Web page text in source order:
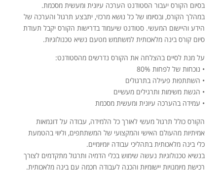
בסיום הקורס יעבור הסטודנט הערכה עיונית ומעשית מסכמת.
במהלך הקורס, ובסיומו של כל נושא מרכזי, יתבצע תרגול והערכה של
הידע והיישום המעשי. סטודנט שיעמוד בדרישות הקורס יקבל תעודת
סיום קורס בינה מלאכותית למשתמש מטעם נשיא טכנולוגיות.
על מנת לסיים בהצלחה את הקורס נדרשים מהסטודנט:
• נוכחות של לפחות 80%
• השתתפות פעילה בתרגולים
• הגשת משימות ותרגילים מעשיים
• עמידה בהערכה עיונית ומעשית מסכמת
הקורס כולל תרגול מעשי לאורך כל הלמידה, עבודה על דוגמאות
אמיתיות מהעולם האישי והמקצועי של המשתתפים, וליווי בהטמעת
כלי בינה מלאכותית בתהליכי עבודה יומיומיים.
בנשיא טכנולוגיות נעשה שימוש בכלי הדמיה ותרגול מתקדמים לצורך
רכישת מיומנויות יישומיות והכנה לעבודה חכמה עם בינה מלאכותית.